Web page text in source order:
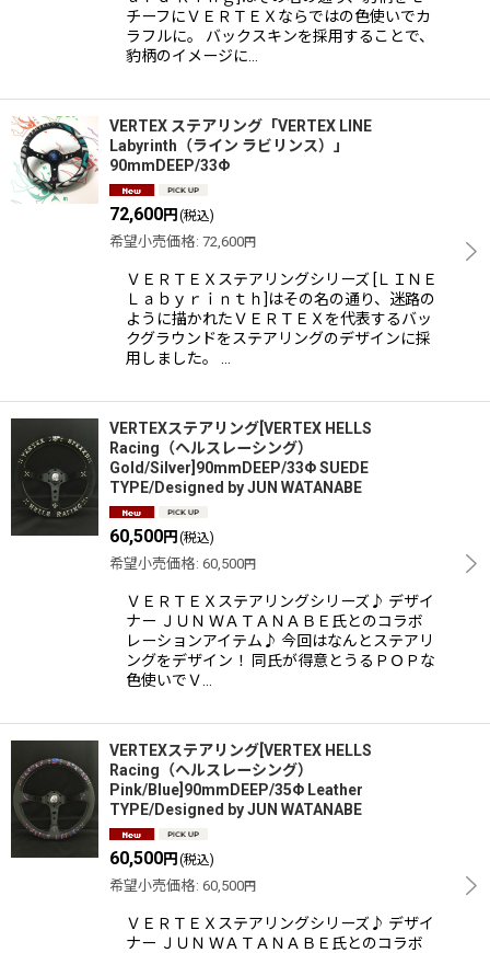
チーフにＶＥＲＴＥＸならではの色使いでカ
ラフルに。 バックスキンを採用することで、
豹柄のイメージに…
VERTEX ステアリング「VERTEX LINE
Labyrinth（ライン ラビリンス）」
90mmDEEP/33Φ
72,600円 (税込)
希望小売価格: 72,600円
ＶＥＲＴＥＸステアリングシリーズ [ＬＩＮＥ
Ｌａｂｙｒｉｎｔｈ]はその名の通り、迷路の
ように描かれたＶＥＲＴＥＸを代表するバッ
クグラウンドをステアリングのデザインに採
用しました。 …
VERTEXステアリング[VERTEX HELLS
Racing（ヘルスレーシング）
Gold/Silver]90mmDEEP/33Φ SUEDE
TYPE/Designed by JUN WATANABE
60,500円 (税込)
希望小売価格: 60,500円
ＶＥＲＴＥＸステアリングシリーズ♪ デザイ
ナー ＪＵＮ ＷＡＴＡＮＡＢＥ氏とのコラボ
レーションアイテム♪ 今回はなんとステアリ
ングをデザイン！ 同氏が得意とうるＰＯＰな
色使いでＶ…
VERTEXステアリング[VERTEX HELLS
Racing（ヘルスレーシング）
Pink/Blue]90mmDEEP/35Φ Leather
TYPE/Designed by JUN WATANABE
60,500円 (税込)
希望小売価格: 60,500円
ＶＥＲＴＥＸステアリングシリーズ♪ デザイ
ナー ＪＵＮ ＷＡＴＡＮＡＢＥ氏とのコラボ